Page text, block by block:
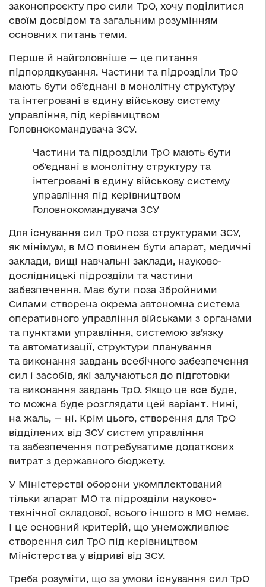
законопроєкту про сили ТрО, хочу поділитися
своїм досвідом та загальним розумінням
основних питань теми.
Перше й найголовніше — це питання
підпорядкування. Частини та підрозділи ТрО
мають бути об’єднані в монолітну структуру
та інтегровані в єдину військову систему
управління, під керівництвом
Головнокомандувача ЗСУ.
Частини та підрозділи ТрО мають бути
об’єднані в монолітну структуру та
інтегровані в єдину військову систему
управління під керівництвом
Головнокомандувача ЗСУ
Для існування сил ТрО поза структурами ЗСУ,
як мінімум, в МО повинен бути апарат, медичні
заклади, вищі навчальні заклади, науково-
дослідницькі підрозділи та частини
забезпечення. Має бути поза Збройними
Силами створена окрема автономна система
оперативного управління військами з органами
та пунктами управління, системою зв’язку
та автоматизації, структури планування
та виконання завдань всебічного забезпечення
сил і засобів, які залучаються до підготовки
та виконання завдань ТрО. Якщо це все буде,
то можна буде розглядати цей варіант. Нині,
на жаль, — ні. Крім цього, створення для ТрО
відділених від ЗСУ систем управління
та забезпечення потребуватиме додаткових
витрат з державного бюджету.
У Міністерстві оборони укомплектований
тільки апарат МО та підрозділи науково-
технічної складової, всього іншого в МО немає.
І це основний критерій, що унеможливлює
створення сил ТрО під керівництвом
Міністерства у відриві від ЗСУ.
Треба розуміти, що за умови існування сил ТрО